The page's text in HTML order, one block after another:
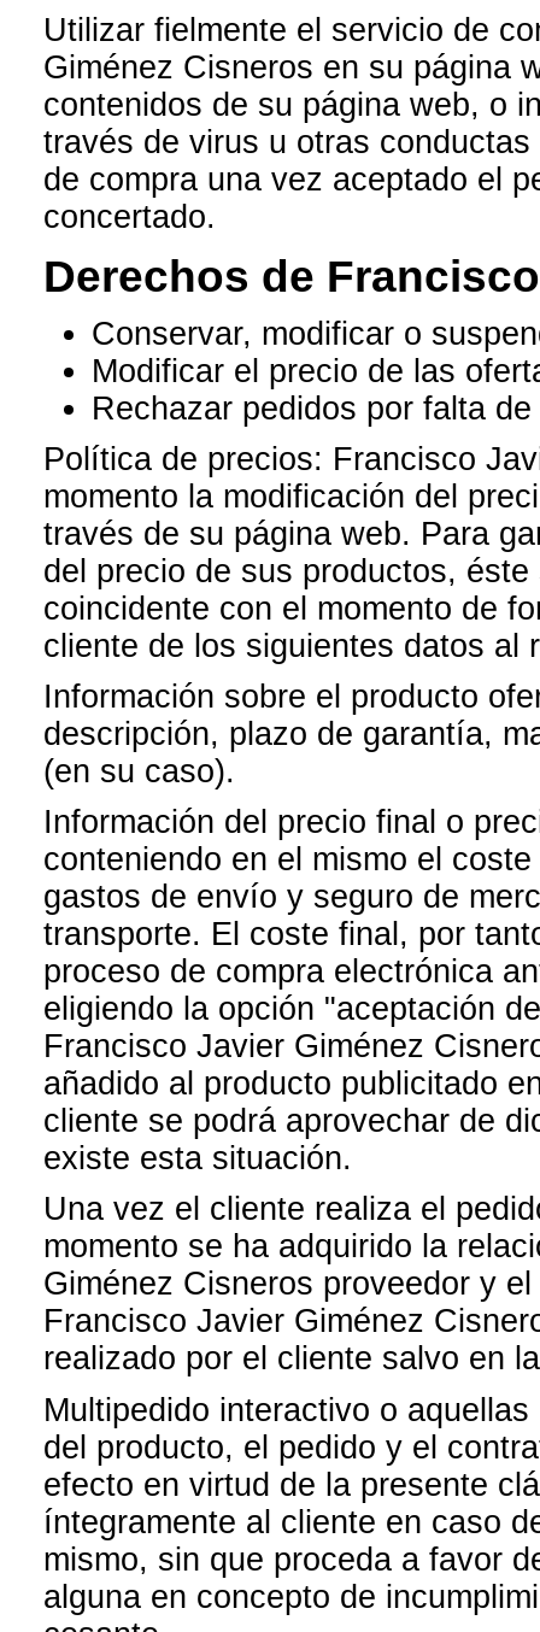
Utilizar fielmente el servicio de
Giménez Cisneros en su página
contenidos de su página web, o
través de virus u otras
de compra una vez aceptado el
concertado.
Derechos de
Conservar, modificar o
Modificar el precio de las
Rechazar pedidos por falta
Política de precios: Francisco
momento la modificación del
través de su página web. Para
del precio de sus productos,
coincidente con el momento de
cliente de los siguientes datos al
Información sobre el producto
descripción, plazo de garantía,
(en su caso).
Información del precio final o
conteniendo en el mismo el
gastos de envío y seguro de
transporte. El coste final, por
proceso de compra electrónica
eligiendo la opción "aceptación
Francisco Javier Giménez
añadido al producto publicitado
cliente se podrá aprovechar de
existe esta situación.
Una vez el cliente realiza el
momento se ha adquirido la
Giménez Cisneros proveedor y
Francisco Javier Giménez
realizado por el cliente salvo en
Multipedido interactivo o
del producto, el pedido y el
efecto en virtud de la presente
íntegramente al cliente en caso
mismo, sin que proceda a favor
alguna en concepto de